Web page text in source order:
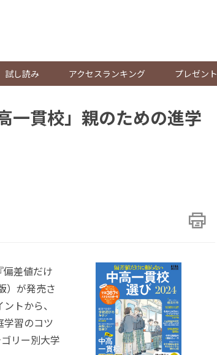
試し読み アクセスランキング プレゼント
一貫校」親のための進学
差値だけ
）が発売さ
トから、
学習のコツ
リー別大学